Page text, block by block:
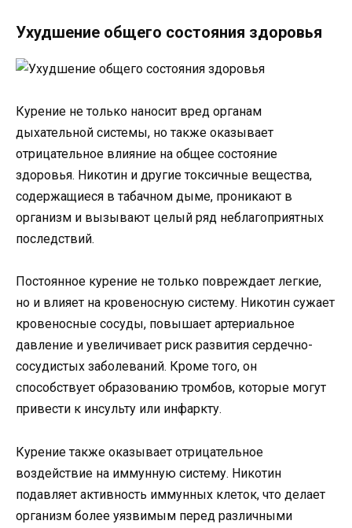
Ухудшение общего состояния здоровья
Курение не только наносит вред органам
дыхательной системы, но также оказывает
отрицательное влияние на общее состояние
здоровья. Никотин и другие токсичные вещества,
содержащиеся в табачном дыме, проникают в
организм и вызывают целый ряд неблагоприятных
последствий.
Постоянное курение не только повреждает легкие,
но и влияет на кровеносную систему. Никотин сужает
кровеносные сосуды, повышает артериальное
давление и увеличивает риск развития сердечно-
сосудистых заболеваний. Кроме того, он
способствует образованию тромбов, которые могут
привести к инсульту или инфаркту.
Курение также оказывает отрицательное
воздействие на иммунную систему. Никотин
подавляет активность иммунных клеток, что делает
организм более уязвимым перед различными